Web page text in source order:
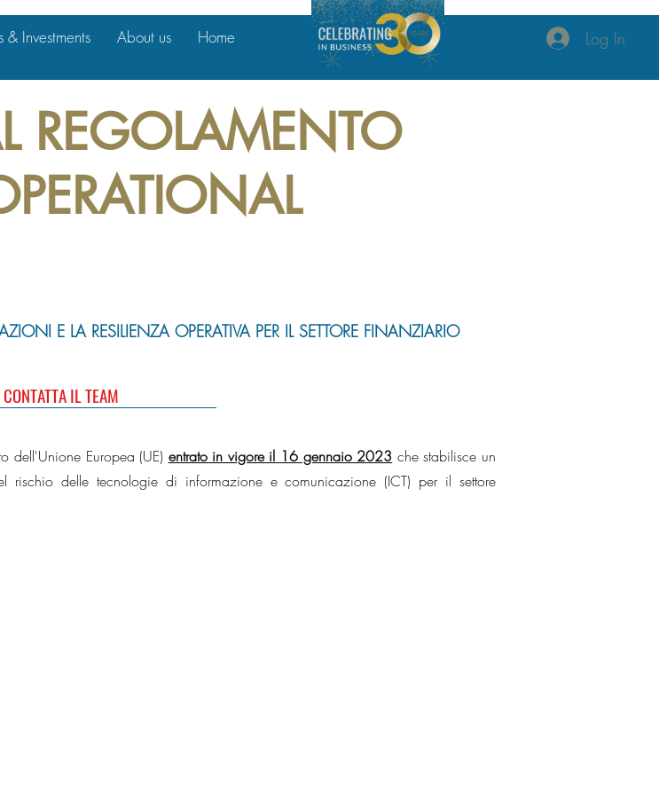
& Investments About us Home Log In
REGOLAMENTO
E LA RESILIENZA OPERATIVA PER IL SETTORE FINANZIARIO
CONTATTA IL TEAM
dell'Unione Europea (UE) entrato in vigore il 16 gennaio 2023 che stabilisce un
rischio delle tecnologie di informazione e comunicazione (ICT) per il settore